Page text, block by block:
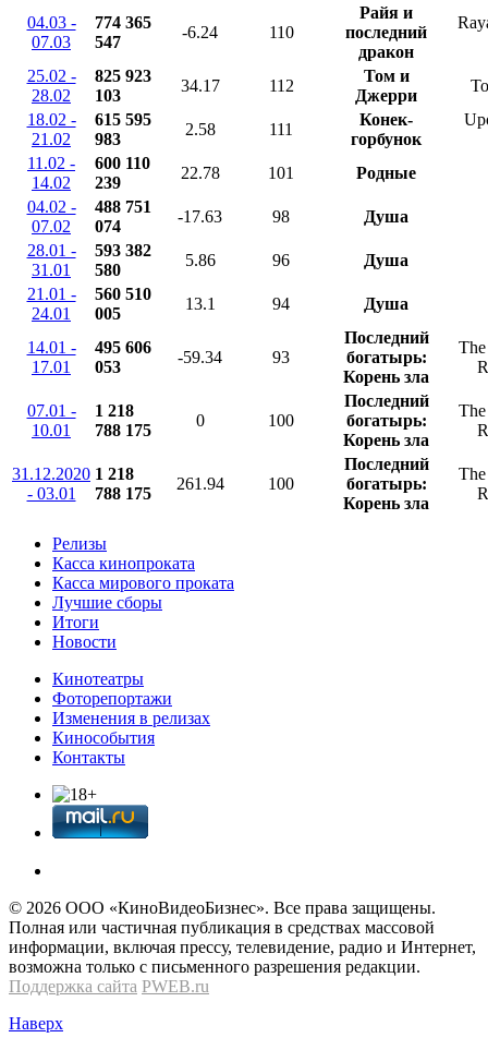
04.03 -
07.03
774 365
547
-6.24 110
Райя и
последний
дракон
25.02 -
28.02
825 923
103
34.17 112
Том и
Джерри
18.02 -
21.02
615 595
983
2.58 111
Конек-
горбунок
11.02 -
14.02
600 110
239
22.78 101
Родные
04.02 -
07.02
488 751
074
-17.63 98
Душа
28.01 -
31.01
593 382
580
5.86 96
Душа
21.01 -
24.01
560 510
005
13.1 94 Душа
14.01 -
17.01
495 606
053
-59.34 93
Последний
богатырь:
Корень зла
07.01 -
10.01
1 218
788 175
0 100
Последний
богатырь:
Корень зла
31.12.2020
- 03.01
1 218
788 175
261.94 100
Последний
богатырь:
Корень зла
Релизы
Касса кинопроката
Касса мирового проката
Лучшие сборы
Итоги
Новости
Кинотеатры
Фоторепортажи
Изменения в релизах
Кинособытия
Контакты
© 2026 OOО «КиноВидеоБизнес». Все права защищены.
Полная или частичная публикация в средствах массовой
информации, включая прессу, телевидение, радио и Интернет,
возможна только с письменного разрешения редакции.
Поддержка сайта PWEB.ru
Наверх